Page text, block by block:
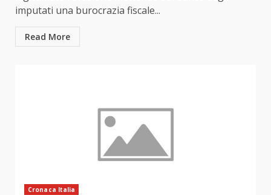
imputati una burocrazia fiscale...
Read More
Cronaca Italia